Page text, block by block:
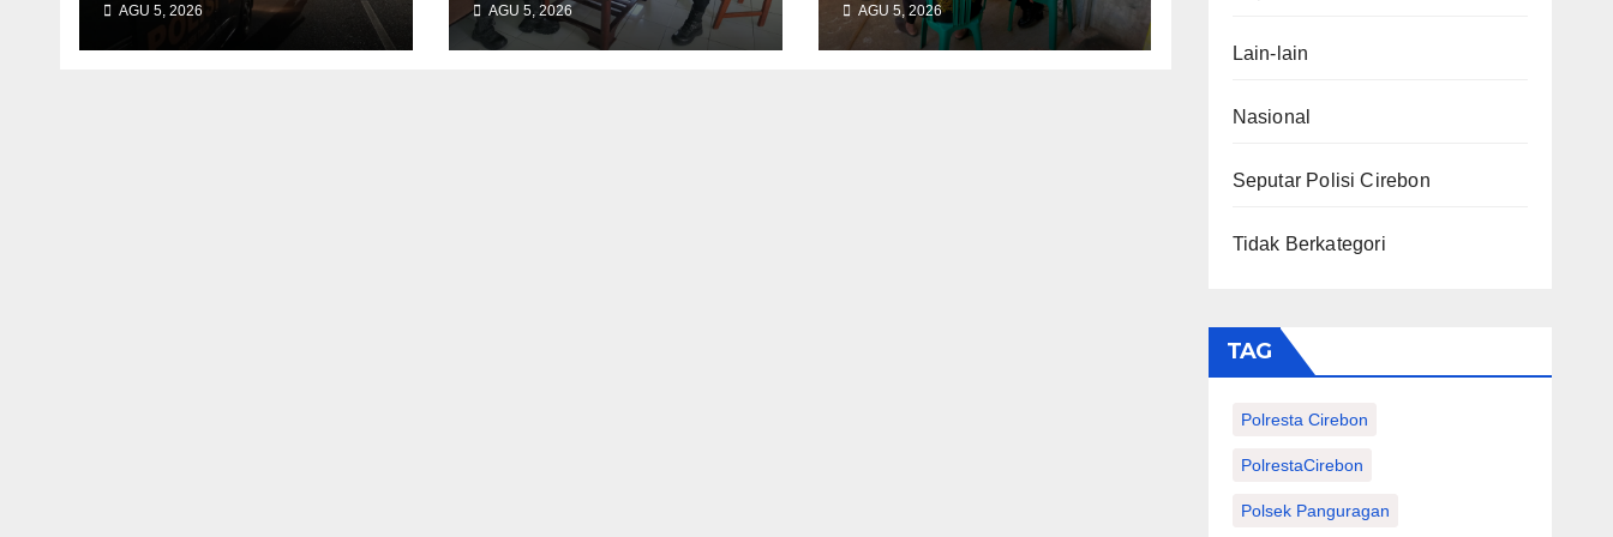
Laksanakan Patroli
Malam
AGU 5, 2026
Polri Jaga
Kamtibmas
AGU 5, 2026
Sambangi
Masyarakat, Berikan
AGU 5, 2026
Lain-lain
Nasional
Seputar Polisi Cirebon
Tidak Berkategori
TAG
Polresta Cirebon
PolrestaCirebon
Polsek Panguragan